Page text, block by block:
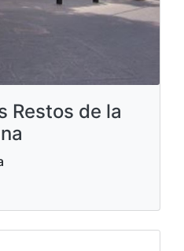
Restos de la